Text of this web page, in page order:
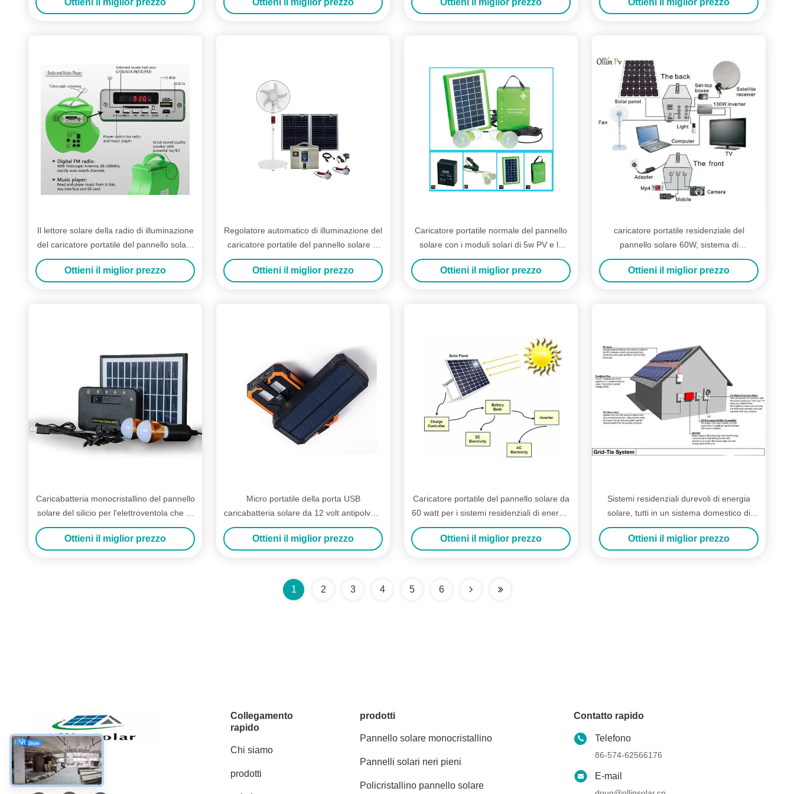
Ottieni il miglior prezzo Ottieni il miglior prezzo Ottieni il miglior prezzo Ottieni il miglior prezzo
Il lettore solare della radio di illuminazione
del caricatore portatile del pannello solare
da 10 watt facile porta il sistema
Ottieni il miglior prezzo
Regolatore automatico di illuminazione del
caricatore portatile del pannello solare di
viaggio del deserto
Ottieni il miglior prezzo
Caricatore portatile normale del pannello
solare con i moduli solari di 5w PV e le
lampadine di una batteria 2
Ottieni il miglior prezzo
caricatore portatile residenziale del
pannello solare 60W, sistema di
illuminazione solare per la casa
Ottieni il miglior prezzo
Caricabatteria monocristallino del pannello
solare del silicio per l'elettroventola che fa
un'escursione campeggio
Ottieni il miglior prezzo
Micro portatile della porta USB
caricabatteria solare da 12 volt antipolvere
e Crashproof
Ottieni il miglior prezzo
Caricatore portatile del pannello solare da
60 watt per i sistemi residenziali di energia
solare
Ottieni il miglior prezzo
Sistemi residenziali durevoli di energia
solare, tutti in un sistema domestico di
energia solare
Ottieni il miglior prezzo
1 2 3 4 5 6
Mezzi sociali
Collegamento
rapido
Chi siamo
prodotti
prodotti
Pannello solare monocristallino
Pannelli solari neri pieni
Policristallino pannello solare
Contatto rapido
Telefono
86-574-62566176
E-mail